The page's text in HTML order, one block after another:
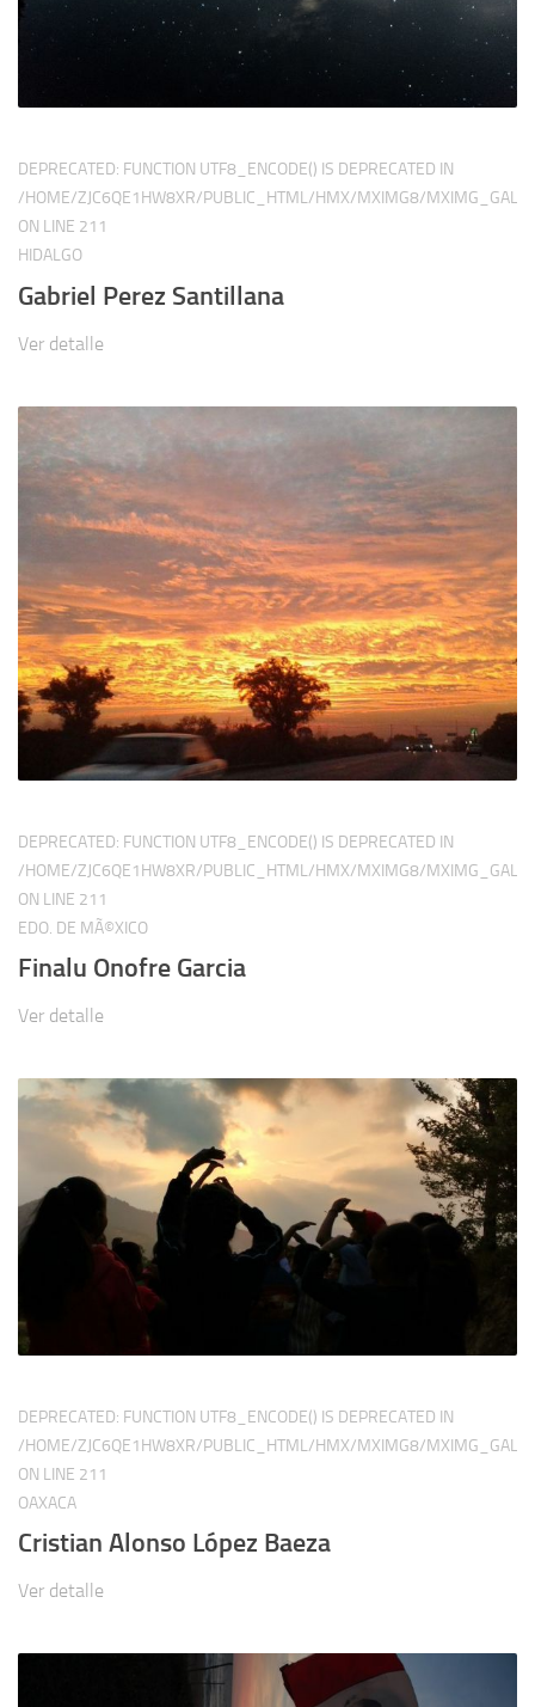
DEPRECATED: FUNCTION UTF8_ENCODE() IS DEPRECATED IN
/HOME/ZJC6QE1HW8XR/PUBLIC_HTML/HMX/MXIMG8/
ON LINE 211
HIDALGO
Gabriel Perez Santillana
Ver detalle
DEPRECATED: FUNCTION UTF8_ENCODE() IS DEPRECATED IN
/HOME/ZJC6QE1HW8XR/PUBLIC_HTML/HMX/MXIMG8/
ON LINE 211
EDO. DE MÃ©XICO
Finalu Onofre Garcia
Ver detalle
DEPRECATED: FUNCTION UTF8_ENCODE() IS DEPRECATED IN
/HOME/ZJC6QE1HW8XR/PUBLIC_HTML/HMX/MXIMG8/
ON LINE 211
OAXACA
Cristian Alonso López Baeza
Ver detalle